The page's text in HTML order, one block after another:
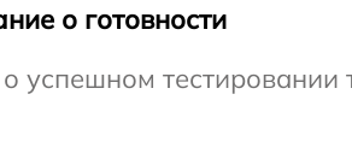
о готовности
тестировании